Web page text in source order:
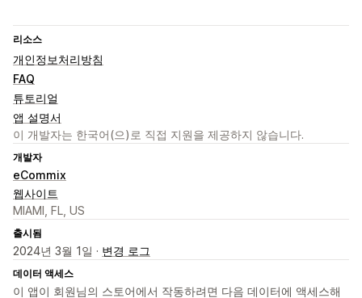
리소스
개인정보처리방침
FAQ
튜토리얼
앱 설명서
이 개발자는 한국어(으)로 직접 지원을 제공하지 않습니다.
개발자
eCommix
웹사이트
MIAMI, FL, US
출시됨
2024년 3월 1일 · 변경 로그
데이터 액세스
이 앱이 회원님의 스토어에서 작동하려면 다음 데이터에 액세스해